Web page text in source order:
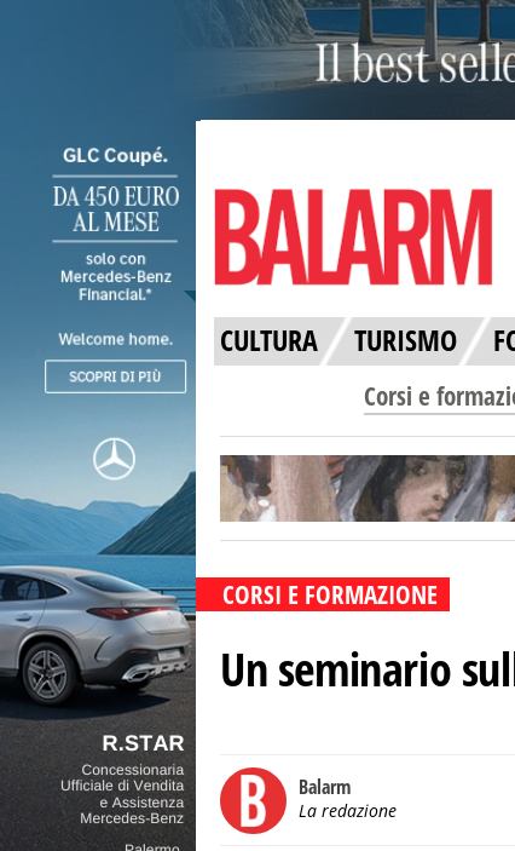
CULTURA TURISMO
Corsi e
CORSI E FORMAZIONE
Un seminario
Balarm
La redazione